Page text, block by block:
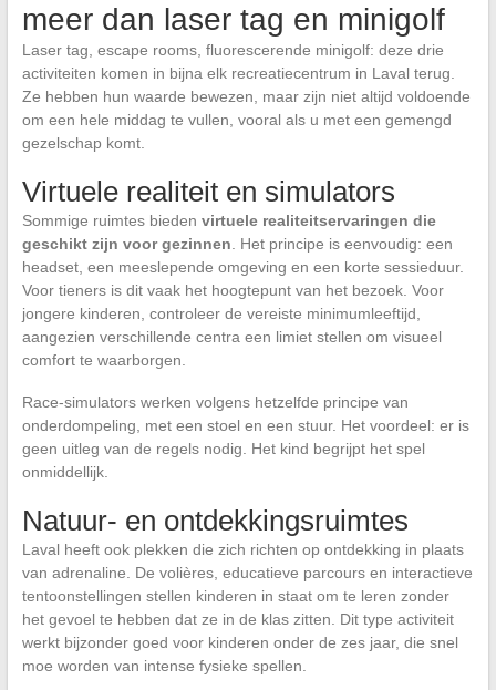
meer dan laser tag en minigolf
Laser tag, escape rooms, fluorescerende minigolf: deze drie
activiteiten komen in bijna elk recreatiecentrum in Laval terug.
Ze hebben hun waarde bewezen, maar zijn niet altijd voldoende
om een hele middag te vullen, vooral als u met een gemengd
gezelschap komt.
Virtuele realiteit en simulators
Sommige ruimtes bieden virtuele realiteitservaringen die
geschikt zijn voor gezinnen. Het principe is eenvoudig: een
headset, een meeslepende omgeving en een korte sessieduur.
Voor tieners is dit vaak het hoogtepunt van het bezoek. Voor
jongere kinderen, controleer de vereiste minimumleeftijd,
aangezien verschillende centra een limiet stellen om visueel
comfort te waarborgen.
Race-simulators werken volgens hetzelfde principe van
onderdompeling, met een stoel en een stuur. Het voordeel: er is
geen uitleg van de regels nodig. Het kind begrijpt het spel
onmiddellijk.
Natuur- en ontdekkingsruimtes
Laval heeft ook plekken die zich richten op ontdekking in plaats
van adrenaline. De volières, educatieve parcours en interactieve
tentoonstellingen stellen kinderen in staat om te leren zonder
het gevoel te hebben dat ze in de klas zitten. Dit type activiteit
werkt bijzonder goed voor kinderen onder de zes jaar, die snel
moe worden van intense fysieke spellen.